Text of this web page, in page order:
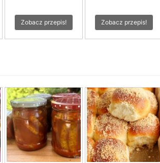
Zobacz przepis! Zobacz przepis!